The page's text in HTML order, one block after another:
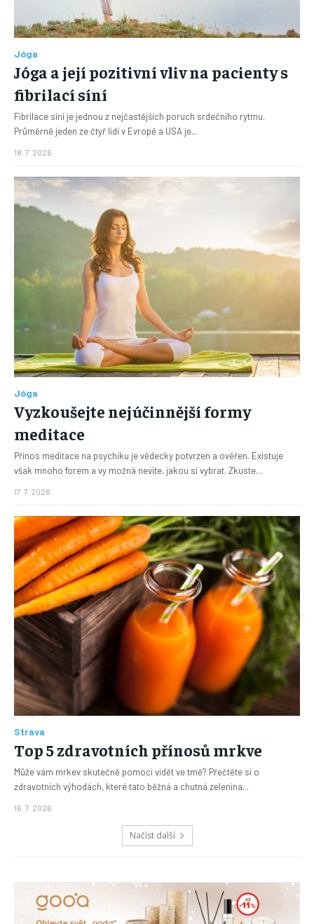
Jóga
Jóga a její pozitivní vliv na pacienty s
fibrilací síní
Fibrilace síní je jednou z nejčastějších poruch srdečního rytmu.
Průměrně jeden ze čtyř lidí v Evropě a USA je...
18. 7. 2026
Jóga
Vyzkoušejte nejúčinnější formy
meditace
Přínos meditace na psychiku je vědecky potvrzen a ověřen. Existuje
však mnoho forem a vy možná nevíte, jakou si vybrat. Zkuste...
17. 7. 2026
Strava
Top 5 zdravotních přínosů mrkve
Může vám mrkev skutečně pomoci vidět ve tmě? Přečtěte si o
zdravotních výhodách, které tato běžná a chutná zelenina...
16. 7. 2026
Načíst další